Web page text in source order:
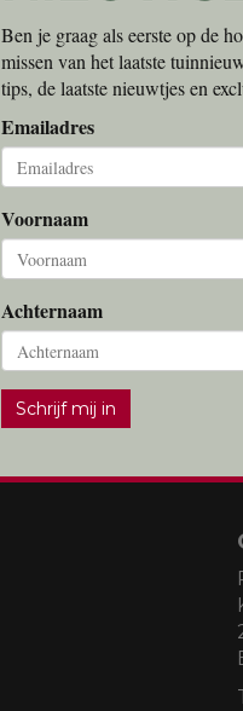
Ben je graag als eerste op de
missen van het laatste
tips, de laatste nieuwtjes en
Emailadres
Voornaam
Achternaam
Schrijf mij in